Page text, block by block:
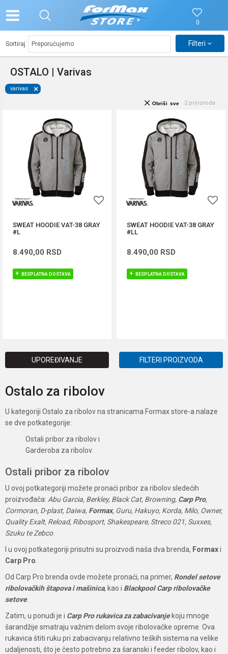
0
OSTALO | Varivas
Sortiraj Filteri
varivas
2 proizvoda
Obriši sve
SWEAT HOODIE VAT-38 GRAY
#L
8.490,00 RSD
BESPLATNA DOSTAVA
SWEAT HOODIE VAT-38 GRAY
#LL
8.490,00 RSD
BESPLATNA DOSTAVA
UPOREĐIVANJE FILTERI PROIZVODA
Ostalo za ribolov
U kategoriji Ostalo za ribolov na stranicama Formax store-a nalaze
se dve potkategorije:
Ostali pribor za ribolov i
Garderoba za ribolov.
Ostali pribor za ribolov
U ovoj potkategoriji možete pronaći pribor za ribolov sledećih
proizvođača: Abu Garcia, Berkley, Black Cat, Browning, Carp Pro,
Cormoran, D-plast, Daiwa, Formax, Guru, Hakuyo, Korda, Milo, Owner,
Quality Exalt, Reload, Ribosport, Shakespeare, Streco 021, Suxxes,
Szuku te Zebco.
I u ovoj potkategoriji prisutni su proizvodi naša dva brenda, Formaxi
Carp Pro
Od Carp Pro brenda ovde možete pronaći, na primer, Rondel setove
ribolovačkih štapova i mašinica, kao i Blackpool Carp ribolovačke
setove.
Zatim, u ponudi je i Carp Pro rukavica za zabacivanjekoju mnoge
šarandžije smatraju važnim delom svoje ribolovačke opreme. Ova
rukavica štiti ruku pri zabacivanju relativno teških sistema na velike
udaljenosti, što je često potrebno za šaranski i feeder ribolov, kao i